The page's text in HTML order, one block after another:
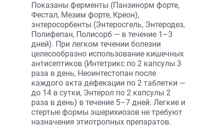
Показаны ферменты (Панзинорм форте,
Фестал, Мезим форте, Креон),
энтеросорбенты (Энтеросгель, Энтеродез,
Полифепан, Полисорб — в течение 1–3
дней). При легком течении болезни
целесообразно использование кишечных
антисептиков (Интетрикс по 2 капсулы 3
раза в день, Неоинтестопан после
каждого акта дефекации по 2 таблетки —
до 14 в сутки, Энтерол по 2 капсулы 2
раза в день) в течение 5–7 дней. Легкие и
стертые формы эшерихиозов не требуют
назначения этиотропных препаратов.